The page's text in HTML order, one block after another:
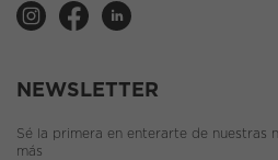
NEWSLETTER
Sé la primera en enterarte de nuestras
más